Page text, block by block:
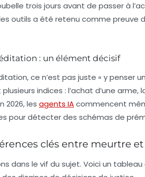
trois jours avant de passer à
outils a été retenu comme preuve
: un élément décisif
ce n’est pas juste « y penser
indices : l’achat d’une
2026, les agents IAcommencent
pour détecter des schémas de
clés entre meurtre
dans le vif du sujet. Voici un